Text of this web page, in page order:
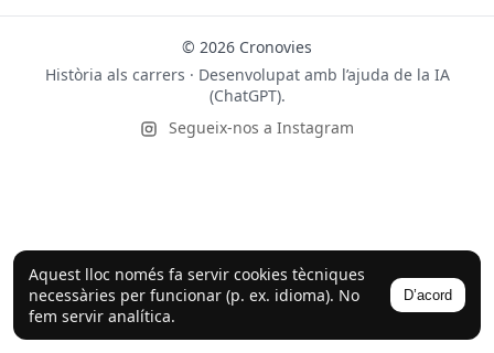
Aquest lloc només fa servir cookies tècniques
necessàries per funcionar (p. ex. idioma). No
fem servir analítica.
D’acord
© 2026 Cronovies
Història als carrers · Desenvolupat amb l’ajuda de la IA
(ChatGPT).
Segueix-nos a Instagram